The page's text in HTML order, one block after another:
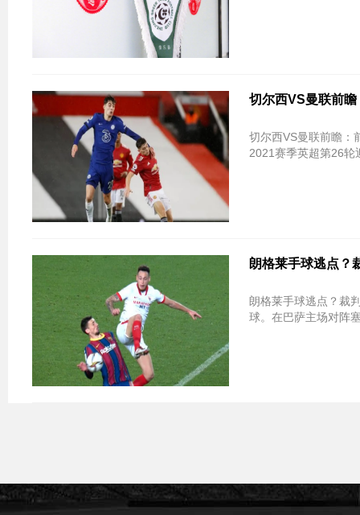
切尔西VS曼联前
切尔西VS曼联前瞻：前四争夺关键
2021赛季英超第26轮
朗格莱手球逃点？
朗格莱手球逃点？裁判专家意见不
球。在巴萨主场对阵